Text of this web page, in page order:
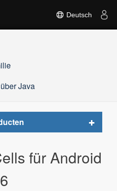
Deutsch
Java
Toggle
für Android